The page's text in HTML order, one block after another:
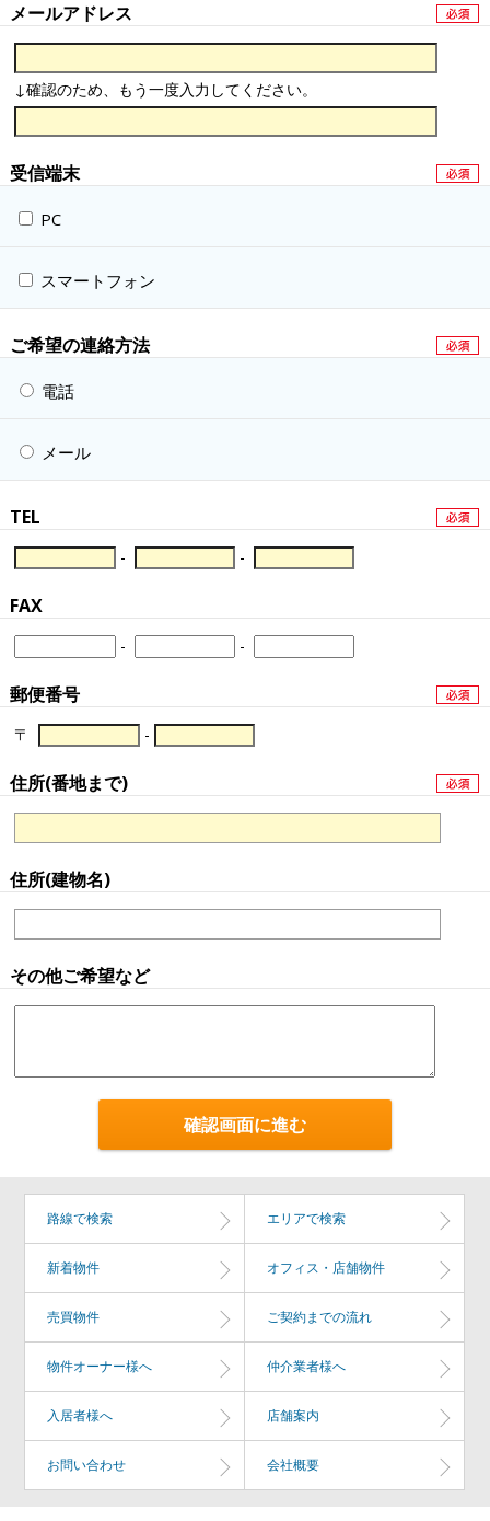
メールアドレス
↓確認のため、もう一度入力してください。
受信端末
PC
スマートフォン
ご希望の連絡方法
電話
メール
TEL
- -
FAX
- -
郵便番号
〒 -
住所(番地まで)
住所(建物名)
その他ご希望など
路線で検索 エリアで検索
新着物件 オフィス・店舗物件
売買物件 ご契約までの流れ
物件オーナー様へ 仲介業者様へ
入居者様へ 店舗案内
お問い合わせ 会社概要